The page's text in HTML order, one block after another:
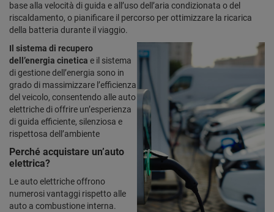
base alla velocità di guida e all’uso dell’aria condizionata o del
riscaldamento, o pianificare il percorso per ottimizzare la ricarica
della batteria durante il viaggio.
Il sistema di recupero
dell’energia cinetica e il sistema
di gestione dell’energia sono in
grado di massimizzare l’efficienza
del veicolo, consentendo alle auto
elettriche di offrire un’esperienza
di guida efficiente, silenziosa e
rispettosa dell’ambiente
Perché acquistare un’auto
elettrica?
Le auto elettriche offrono
numerosi vantaggi rispetto alle
auto a combustione interna.